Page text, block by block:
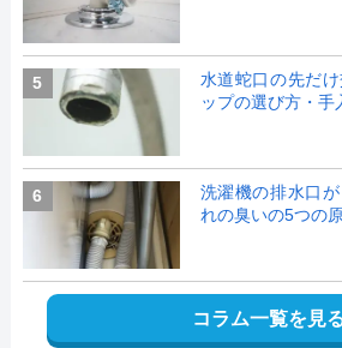
5
水道蛇口の先だ
ップの選び方・手
6
洗濯機の排水口
れの臭いの5つの
コラム一覧を見